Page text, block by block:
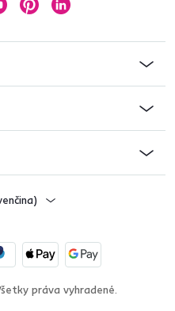
práva vyhradené.